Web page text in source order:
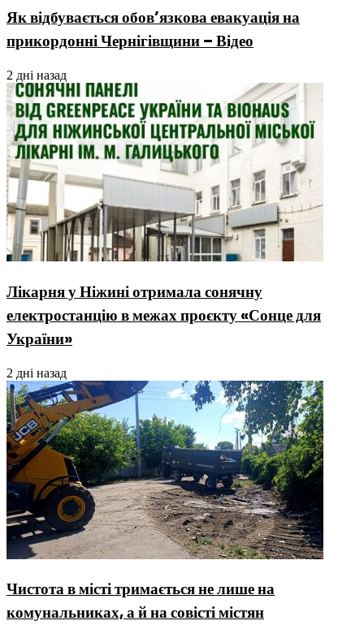
Як відбувається обов’язкова евакуація на
прикордонні Чернігівщини – Відео
2 дні назад
Лікарня у Ніжині отримала сонячну
електростанцію в межах проєкту «Сонце для
України»
2 дні назад
Чистота в місті тримається не лише на
комунальниках, а й на совісті містян